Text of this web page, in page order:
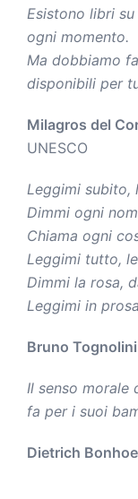
Esistono libri
ogni momento.
Ma dobbiamo
disponibili per
Milagros del
UNESCO
Leggimi
Dimmi ogni
Chiama ogni
Leggimi tutto,
Dimmi la rosa,
Leggimi in
Bruno Tognolini
Il senso morale
fa per i suoi
Dietrich